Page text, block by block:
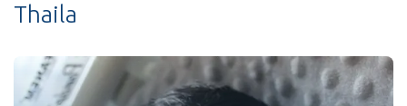
Thaila